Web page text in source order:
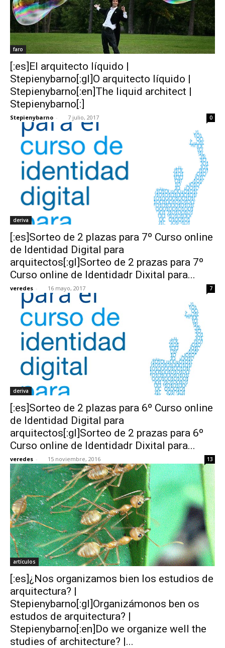
faro
[:es]El arquitecto líquido |
Stepienybarno[:gl]O arquitecto líquido |
Stepienybarno[:en]The liquid architect |
Stepienybarno[:]
Stepienybarno - 7 julio, 2017 0
deriva
[:es]Sorteo de 2 plazas para 7º Curso online
de Identidad Digital para
arquitectos[:gl]Sorteo de 2 prazas para 7º
Curso online de Identidadr Dixital para...
veredes - 16 mayo, 2017 7
deriva
[:es]Sorteo de 2 plazas para 6º Curso online
de Identidad Digital para
arquitectos[:gl]Sorteo de 2 prazas para 6º
Curso online de Identidadr Dixital para...
veredes - 15 noviembre, 2016 13
artículos
[:es]¿Nos organizamos bien los estudios de
arquitectura? |
Stepienybarno[:gl]Organizámonos ben os
estudos de arquitectura? |
Stepienybarno[:en]Do we organize well the
studies of architecture? |...